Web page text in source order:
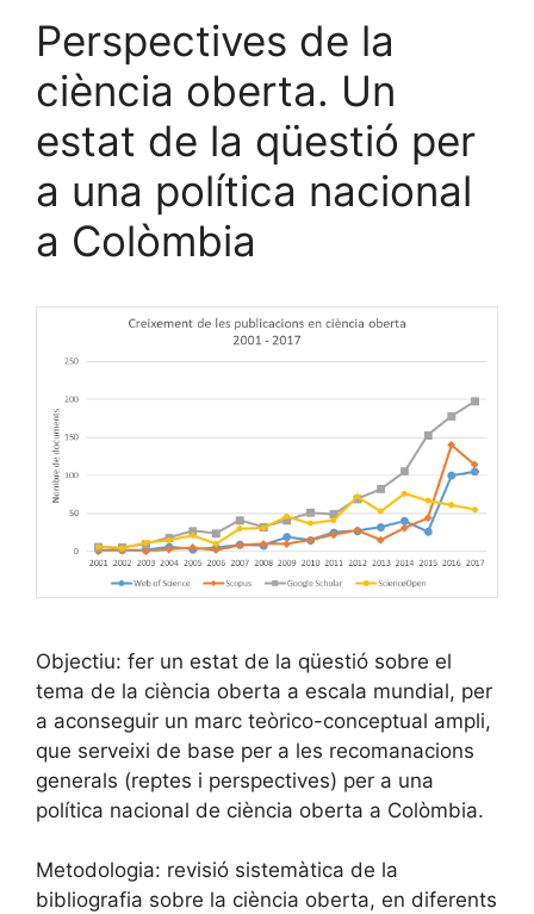
Perspectives de la
ciència oberta. Un
estat de la qüestió per
a una política nacional
a Colòmbia
Objectiu: fer un estat de la qüestió sobre el
tema de la ciència oberta a escala mundial, per
a aconseguir un marc teòrico-conceptual ampli,
que serveixi de base per a les recomanacions
generals (reptes i perspectives) per a una
política nacional de ciència oberta a Colòmbia.
Metodologia: revisió sistemàtica de la
bibliografia sobre la ciència oberta, en diferents